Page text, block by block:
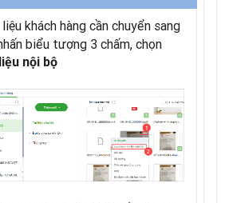
khách hàng cần chuyển sang
biểu tượng 3 chấm, chọn
nội bộ